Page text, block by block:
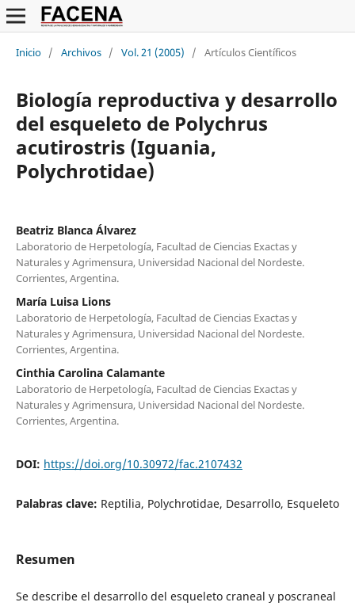
Inicio / Archivos / Vol. 21 (2005) / Artículos Científicos
Biología reproductiva y desarrollo
del esqueleto de Polychrus
acutirostris (Iguania,
Polychrotidae)
Beatriz Blanca Álvarez
Laboratorio de Herpetología, Facultad de Ciencias Exactas y
Naturales y Agrimensura, Universidad Nacional del Nordeste.
Corrientes, Argentina.
María Luisa Lions
Laboratorio de Herpetología, Facultad de Ciencias Exactas y
Naturales y Agrimensura, Universidad Nacional del Nordeste.
Corrientes, Argentina.
Cinthia Carolina Calamante
Laboratorio de Herpetología, Facultad de Ciencias Exactas y
Naturales y Agrimensura, Universidad Nacional del Nordeste.
Corrientes, Argentina.
DOI: https://doi.org/10.30972/fac.2107432
Palabras clave: Reptilia, Polychrotidae, Desarrollo, Esqueleto
Resumen
Se describe el desarrollo del esqueleto craneal y poscraneal